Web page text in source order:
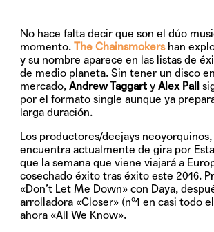
No hace falta decir que son el dúo
momento.The Chainsmokershan
y su nombre aparece en las listas de
de medio planeta. Sin tener un disco
mercado, Andrew Taggart yAlex Pall
por el formato single aunque ya
larga duración.
Los productores/deejays neoyorquinos,
encuentra actualmente de gira por
que la semana que viene viajará a
cosechado éxito tras éxito este 2016.
«Don’t Let Me Down» con Daya,
arrolladora «Closer» (nº1 en casi todo
ahora «All We Know».